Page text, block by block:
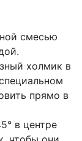
смесью
холмик в
прямо в
в центре